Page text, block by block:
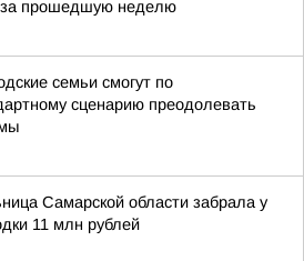
за прошедшую неделю
семьи смогут по
сценарию преодолевать
Самарской области забрала у
11 млн рублей